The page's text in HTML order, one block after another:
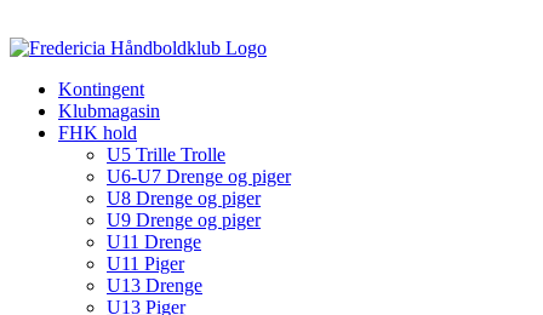
Kontingent
Klubmagasin
FHK hold
U5 Trille Trolle
U6-U7 Drenge og piger
U8 Drenge og piger
U9 Drenge og piger
U11 Drenge
U11 Piger
U13 Drenge
U13 Piger